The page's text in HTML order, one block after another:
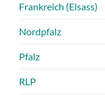
Frankreich (Elsass)
Nordpfalz
Pfalz
RLP